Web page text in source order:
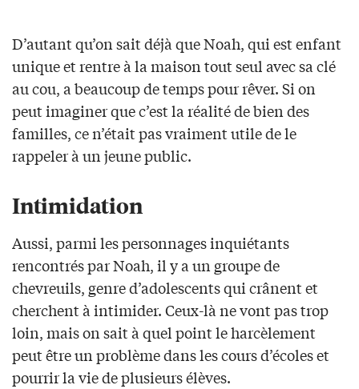
D’autant qu’on sait déjà que Noah, qui est enfant
unique et rentre à la maison tout seul avec sa clé
au cou, a beaucoup de temps pour rêver. Si on
peut imaginer que c’est la réalité de bien des
familles, ce n’était pas vraiment utile de le
rappeler à un jeune public.
Intimidation
Aussi, parmi les personnages inquiétants
rencontrés par Noah, il y a un groupe de
chevreuils, genre d’adolescents qui crânent et
cherchent à intimider. Ceux-là ne vont pas trop
loin, mais on sait à quel point le harcèlement
peut être un problème dans les cours d’écoles et
pourrir la vie de plusieurs élèves.